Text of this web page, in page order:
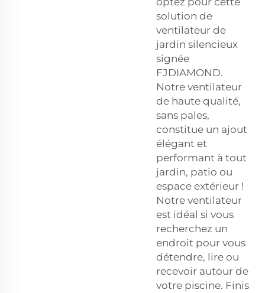
solution de
ventilateur de
jardin silencieux
signée
FJDIAMOND.
Notre ventilateur
de haute qualité,
sans pales,
constitue un ajout
élégant et
performant à tout
jardin, patio ou
espace extérieur !
Notre ventilateur
est idéal si vous
recherchez un
endroit pour vous
détendre, lire ou
recevoir autour de
votre piscine. Finis